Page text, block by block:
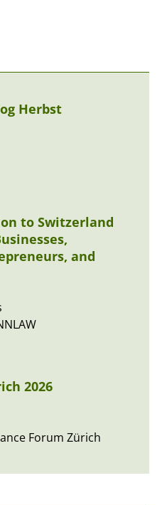
Herbst
to Switzerland
and
2026
Forum Zürich